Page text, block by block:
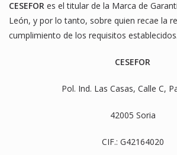
CESEFOR es el titular de la Marca de
León, y por lo tanto, sobre quien recae la
cumplimiento de los requisitos establecidos.
CESEFOR
Pol. Ind. Las Casas, Calle C,
42005 Soria
CIF.: G42164020